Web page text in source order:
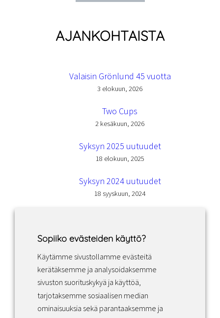
AJANKOHTAISTA
Valaisin Grönlund 45 vuotta
3 elokuun, 2026
Two Cups
2 kesäkuun, 2026
Syksyn 2025 uutuudet
18 elokuun, 2025
Syksyn 2024 uutuudet
18 syyskuun, 2024
Facebook Instagram LinkedIn
Sopimusehdot
Sopiiko evästeiden käyttö?
Käytämme sivustollamme evästeitä
kerätäksemme ja analysoidaksemme
sivuston suorituskykyä ja käyttöä,
tarjotaksemme sosiaalisen median
ominaisuuksia sekä parantaaksemme ja